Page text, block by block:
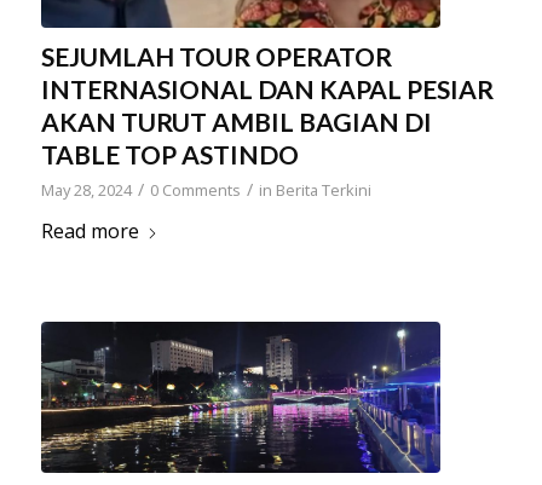
SEJUMLAH TOUR OPERATOR
INTERNASIONAL DAN KAPAL PESIAR
AKAN TURUT AMBIL BAGIAN DI
TABLE TOP ASTINDO
May 28, 2024 / 0 Comments / in Berita Terkini
Read more